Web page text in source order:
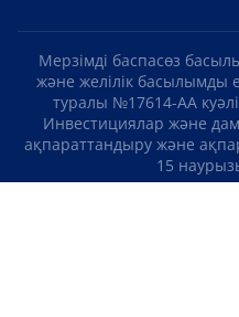
Мерзімді баспасөз
және желілік басылымды
туралы №17614-АА
Инвестициялар және
ақпараттандыру және
15